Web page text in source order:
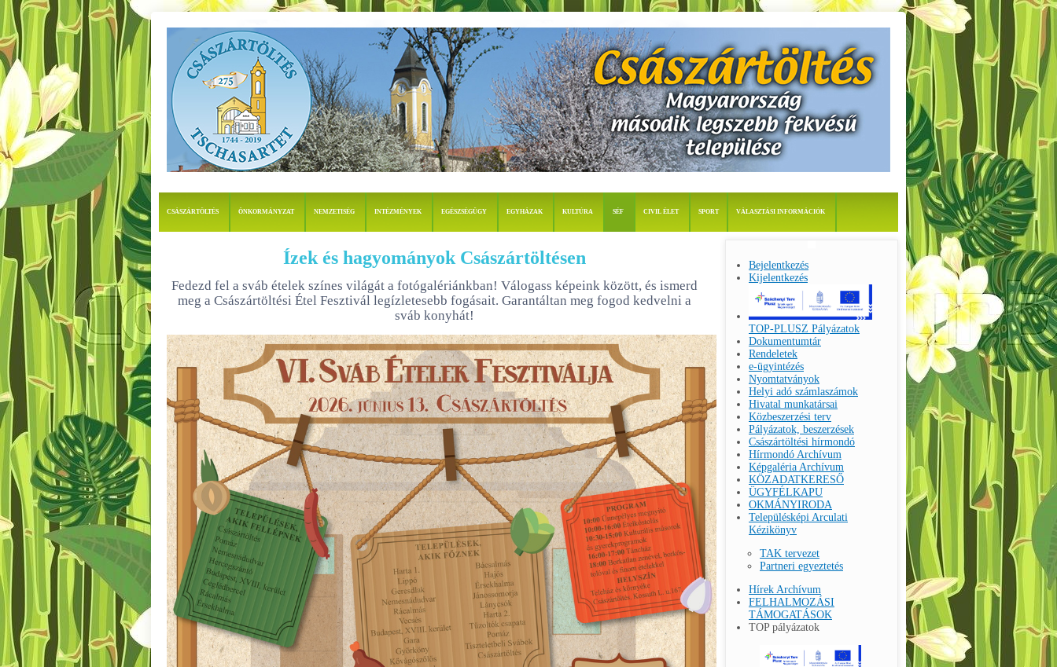
CSÁSZÁRTÖLTÉS ÖNKORMÁNYZAT NEMZETISÉG INTÉZMÉNYEK EGÉSZSÉGÜGY EGYHÁZAK KULTÚRA SÉF CIVIL ÉLET SPORT VÁLASZTÁSI INFORMÁCIÓK
Ízek és hagyományok Császártöltésen
Fedezd fel a sváb ételek színes világát a fotógalériánkban! Válogass képeink között, és ismerd
meg a Császártöltési Étel Fesztivál legízletesebb fogásait. Garantáltan meg fogod kedvelni a
sváb konyhát!
Bejelentkezés
Kijelentkezés
TOP-PLUSZ Pályázatok
Dokumentumtár
Rendeletek
e-ügyintézés
Nyomtatványok
Helyi adó számlaszámok
Hivatal munkatársai
Közbeszerzési terv
Pályázatok, beszerzések
Császártöltési hírmondó
Hírmondó Archívum
Képgaléria Archívum
KÖZADATKERESŐ
ÜGYFÉLKAPU
OKMÁNYIRODA
Településképi Arculati
Kézikönyv
TAK tervezet
Partneri egyeztetés
Hírek Archívum
FELHALMOZÁSI
TÁMOGATÁSOK
TOP pályázatok